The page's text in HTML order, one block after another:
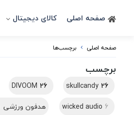
صفحه اصلی کالای دیجیتال
صفحه اصلی برچسب‌ها
برچسب
skullcandy 26
DIVOOM 26
wicked audio 6 هدفون ورزشی